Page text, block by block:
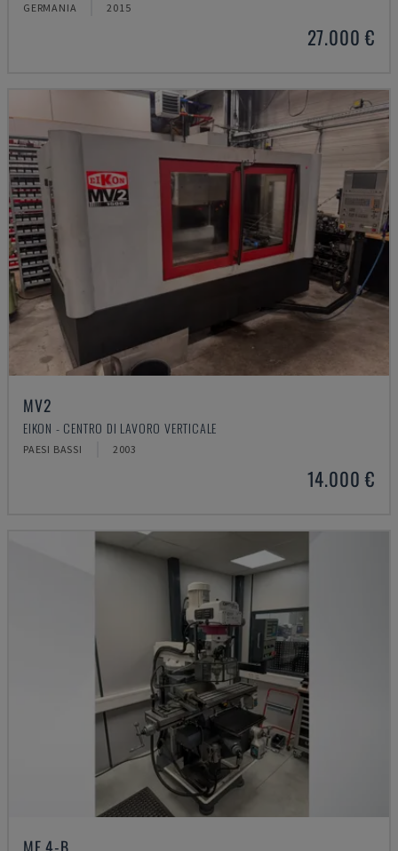
GERMANIA 2015
27.000 €
MV2
EIKON - CENTRO DI LAVORO VERTICALE
PAESI BASSI 2003
14.000 €